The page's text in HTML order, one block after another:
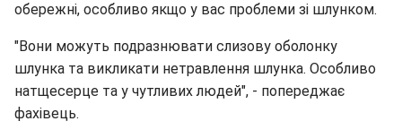
обережні, особливо якщо у вас проблеми зі шлунком.
"Вони можуть подразнювати слизову оболонку
шлунка та викликати нетравлення шлунка. Особливо
натщесерце та у чутливих людей", - попереджає
фахівець.